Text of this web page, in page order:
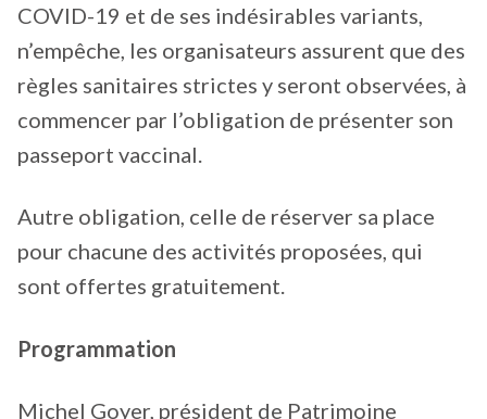
COVID-19 et de ses indésirables variants,
n’empêche, les organisateurs assurent que des
règles sanitaires strictes y seront observées, à
commencer par l’obligation de présenter son
passeport vaccinal.
Autre obligation, celle de réserver sa place
pour chacune des activités proposées, qui
sont offertes gratuitement.
Programmation
Michel Goyer, président de Patrimoine